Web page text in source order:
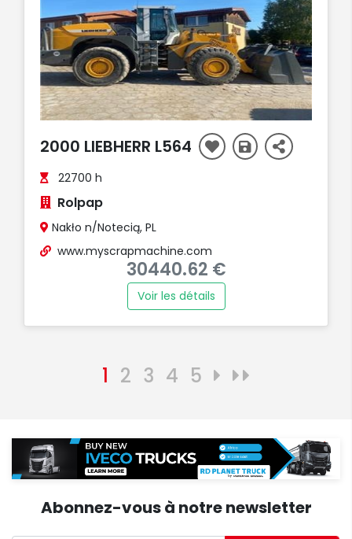
2000 LIEBHERR L564
22700 h
Rolpap
Nakło n/Notecią, PL
www.myscrapmachine.com
30440.62 €
Voir les détails
1 2 3 4 5
Abonnez-vous à notre newsletter